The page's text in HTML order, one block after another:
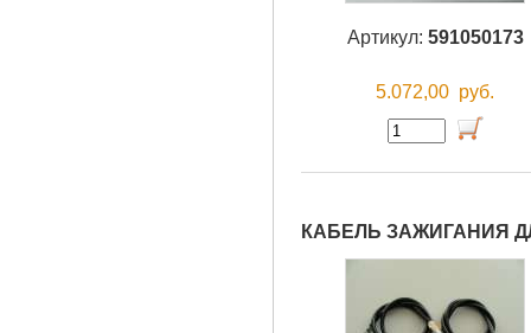
Артикул: 591050173
5.072,00 руб.
КАБЕЛЬ ЗАЖИГАНИЯ